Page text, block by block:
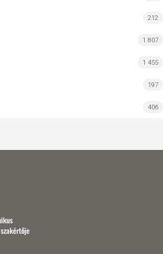
212
1 807
1 455
197
406